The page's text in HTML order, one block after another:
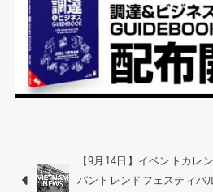
【9月14日】イベントカレ
パントレンドフェスティバ